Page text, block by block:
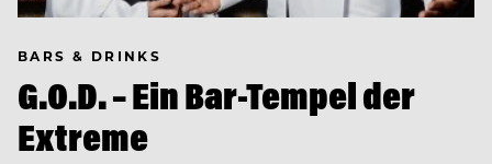
BARS & DRINKS
G.O.D. – Ein Bar-Tempel der
Extreme